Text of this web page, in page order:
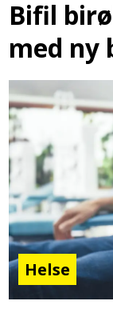
Bifil
med ny
Helse